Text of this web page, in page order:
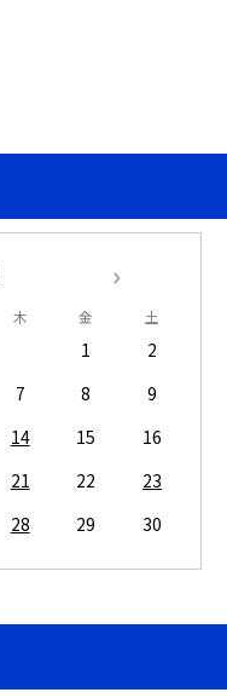
木 金 土
1
2
7 8
9
14 15
16
21 22
23
28 29 30